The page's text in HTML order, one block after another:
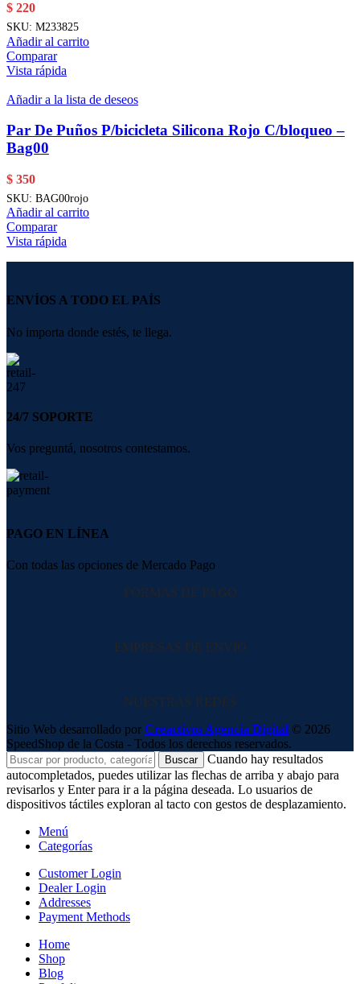
$ 220
SKU: M233825
Añadir al carrito
Comparar
Vista rápida
Añadir a la lista de deseos
Par De Puños P/bicicleta Silicona Rojo C/bloqueo –
Bag00
$ 350
SKU: BAG00rojo
Añadir al carrito
Comparar
Vista rápida
ENVÍOS A TODO EL PAÍS
No importa donde estés, te llega.
24/7 SOPORTE
Vos preguntá, nosotros contestamos.
PAGO EN LÍNEA
Con todas las opciones de Mercado Pago
FORMAS DE PAGO
EMPRESAS DE ENVIO
NUESTRAS REDES
Sitio Web desarrollado por Creactivos Agencia Digital © 2026
SpeedShop de la Costa - Todos los derechos reservados.
Buscar
Cuando hay resultados
autocompletados, puedes utilizar las flechas de arriba y abajo para
revisarlos y Enter para ir a la página deseada. Lo usuarios de
dispositivos táctiles exploran al tacto con gestos de desplazamiento.
Menú
Categorías
Customer Login
Dealer Login
Addresses
Payment Methods
Home
Shop
Blog